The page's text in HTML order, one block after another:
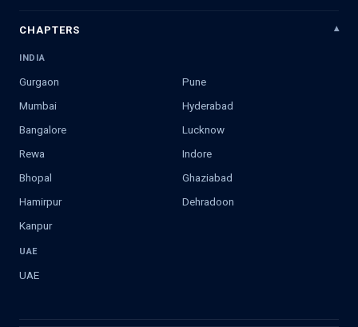
CHAPTERS
INDIA
Gurgaon
Pune
Mumbai
Hyderabad
Bangalore
Lucknow
Rewa
Indore
Bhopal
Ghaziabad
Hamirpur
Dehradoon
Kanpur
UAE
UAE